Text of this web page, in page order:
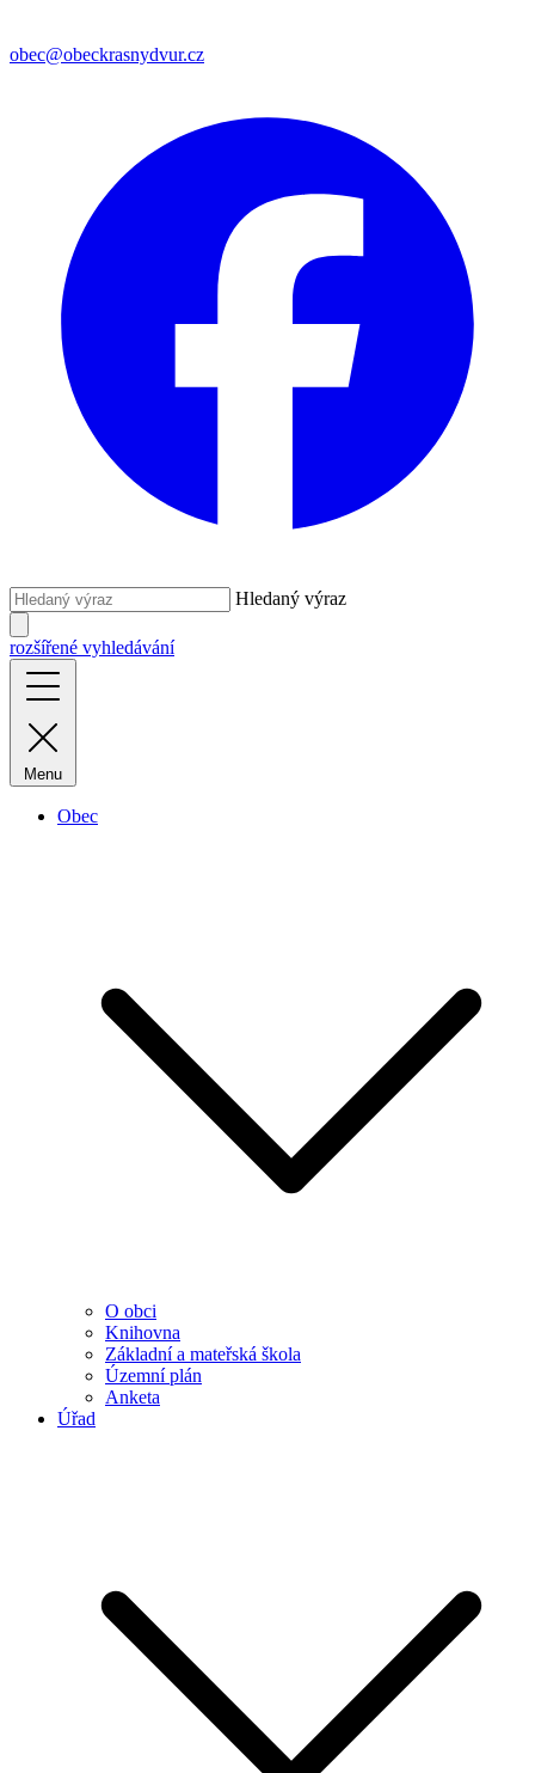
obec@obeckrasnydvur.cz
Hledaný výraz
rozšířené vyhledávání
Menu
Obec
O obci
Knihovna
Základní a mateřská škola
Územní plán
Anketa
Úřad